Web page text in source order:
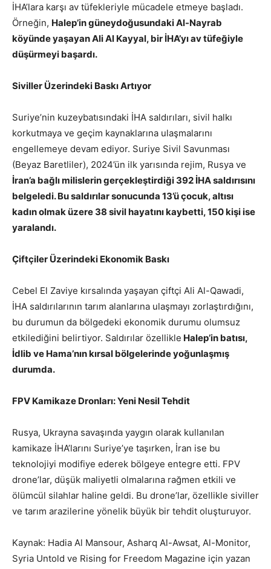
İHA’lara karşı av tüfekleriyle mücadele etmeye başladı.
Örneğin, Halep’in güneydoğusundaki Al-Nayrab
köyünde yaşayan Ali Al Kayyal, bir İHA’yı av tüfeğiyle
düşürmeyi başardı.
Siviller Üzerindeki Baskı Artıyor
Suriye’nin kuzeybatısındaki İHA saldırıları, sivil halkı
korkutmaya ve geçim kaynaklarına ulaşmalarını
engellemeye devam ediyor. Suriye Sivil Savunması
(Beyaz Baretliler), 2024’ün ilk yarısında rejim, Rusya ve
İran’a bağlı milislerin gerçekleştirdiği 392 İHA saldırısını
belgeledi. Bu saldırılar sonucunda 13’ü çocuk, altısı
kadın olmak üzere 38 sivil hayatını kaybetti, 150 kişi ise
yaralandı.
Çiftçiler Üzerindeki Ekonomik Baskı
Cebel El Zaviye kırsalında yaşayan çiftçi Ali Al-Qawadi,
İHA saldırılarının tarım alanlarına ulaşmayı zorlaştırdığını,
bu durumun da bölgedeki ekonomik durumu olumsuz
etkilediğini belirtiyor. Saldırılar özellikle Halep’in batısı,
İdlib ve Hama’nın kırsal bölgelerinde yoğunlaşmış
durumda.
FPV Kamikaze Dronları: Yeni Nesil Tehdit
Rusya, Ukrayna savaşında yaygın olarak kullanılan
kamikaze İHA’larını Suriye’ye taşırken, İran ise bu
teknolojiyi modifiye ederek bölgeye entegre etti. FPV
drone’lar, düşük maliyetli olmalarına rağmen etkili ve
ölümcül silahlar haline geldi. Bu drone’lar, özellikle siviller
ve tarım arazilerine yönelik büyük bir tehdit oluşturuyor.
Kaynak: Hadia Al Mansour, Asharq Al-Awsat, Al-Monitor,
Syria Untold ve Rising for Freedom Magazine için yazan